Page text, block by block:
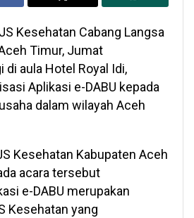
Kesehatan Cabang Langsa
Timur, Jumat
aula Hotel Royal Idi,
Aplikasi e-DABU kepada
dalam wilayah Aceh
Kesehatan Kabupaten Aceh
acara tersebut
e-DABU merupakan
Kesehatan yang